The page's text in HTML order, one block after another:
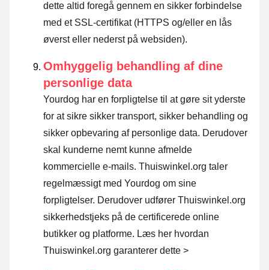
dette altid foregå gennem en sikker forbindelse
med et SSL-certifikat (HTTPS og/eller en lås
øverst eller nederst på websiden).
Omhyggelig behandling af dine
personlige data
Yourdog har en forpligtelse til at gøre sit yderste
for at sikre sikker transport, sikker behandling og
sikker opbevaring af personlige data. Derudover
skal kunderne nemt kunne afmelde
kommercielle e-mails. Thuiswinkel.org taler
regelmæssigt med Yourdog om sine
forpligtelser. Derudover udfører Thuiswinkel.org
sikkerhedstjeks på de certificerede online
butikker og platforme. Læs her hvordan
Thuiswinkel.org garanterer dette >